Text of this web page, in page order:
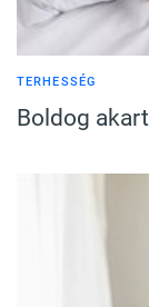
TERHESSÉG
Boldog